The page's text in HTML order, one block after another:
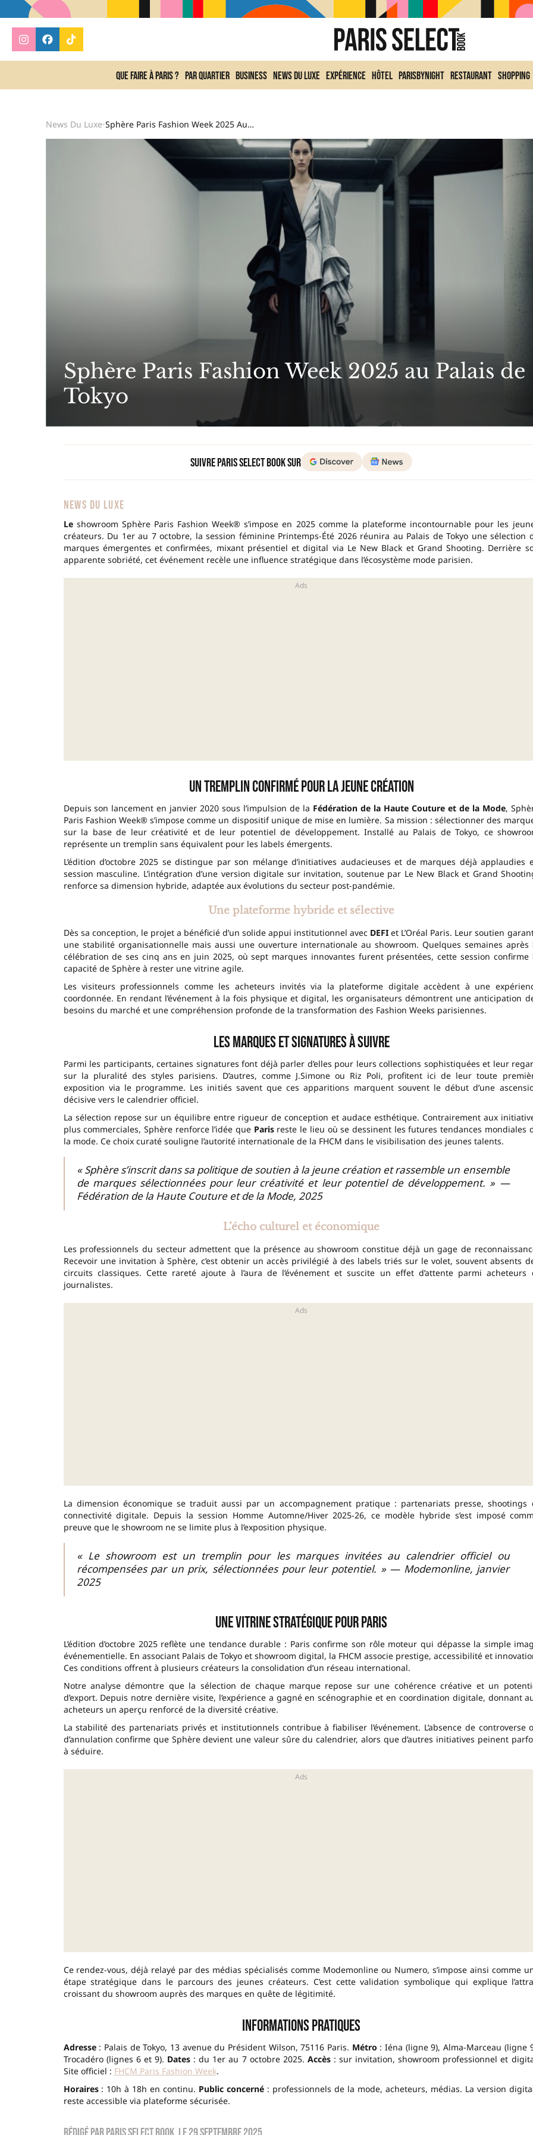
Que faire à Paris ? Par quartier Business News du Luxe Expérience Hôtel ParisByNight Restaurant Shopping
News Du Luxe• Sphère Paris Fashion Week 2025 Au Palais De Tokyo
Sphère Paris Fashion Week 2025 au Palais de
Tokyo
Suivre Paris Select Book sur
NEWS DU LUXE
Le showroom Sphère Paris Fashion Week® s’impose en 2025 comme la plateforme incontournable pour les
créateurs. Du 1er au 7 octobre, la session féminine Printemps-Été 2026 réunira au Palais de Tokyo une sélection
marques émergentes et confirmées, mixant présentiel et digital via Le New Black et Grand Shooting. Derrière
apparente sobriété, cet événement recèle une influence stratégique dans l’écosystème mode parisien.
Un tremplin confirmé pour la jeune création
Depuis son lancement en janvier 2020 sous l’impulsion de la Fédération de la Haute Couture et de la Mode,
Paris Fashion Week® s’impose comme un dispositif unique de mise en lumière. Sa mission : sélectionner des
sur la base de leur créativité et de leur potentiel de développement. Installé au Palais de Tokyo, ce
représente un tremplin sans équivalent pour les labels émergents.
L’édition d’octobre 2025 se distingue par son mélange d’initiatives audacieuses et de marques déjà applaudies
session masculine. L’intégration d’une version digitale sur invitation, soutenue par Le New Black et Grand
renforce sa dimension hybride, adaptée aux évolutions du secteur post-pandémie.
Une plateforme hybride et sélective
Dès sa conception, le projet a bénéficié d’un solide appui institutionnel avec DEFI et L’Oréal Paris. Leur soutien
une stabilité organisationnelle mais aussi une ouverture internationale au showroom. Quelques semaines après
célébration de ses cinq ans en juin 2025, où sept marques innovantes furent présentées, cette session confirme
capacité de Sphère à rester une vitrine agile.
Les visiteurs professionnels comme les acheteurs invités via la plateforme digitale accèdent à une
coordonnée. En rendant l’événement à la fois physique et digital, les organisateurs démontrent une anticipation
besoins du marché et une compréhension profonde de la transformation des Fashion Weeks parisiennes.
Les marques et signatures à suivre
Parmi les participants, certaines signatures font déjà parler d’elles pour leurs collections sophistiquées et leur
sur la pluralité des styles parisiens. D’autres, comme J.Simone ou Riz Poli, profitent ici de leur toute
exposition via le programme. Les initiés savent que ces apparitions marquent souvent le début d’une
décisive vers le calendrier officiel.
La sélection repose sur un équilibre entre rigueur de conception et audace esthétique. Contrairement aux
plus commerciales, Sphère renforce l’idée que Parisreste le lieu où se dessinent les futures tendances mondiales
la mode. Ce choix curaté souligne l’autorité internationale de la FHCM dans le visibilisation des jeunes talents.
« Sphère s’inscrit dans sa politique de soutien à la jeune création et rassemble un ensemble
de marques sélectionnées pour leur créativité et leur potentiel de développement. » —
Fédération de la Haute Couture et de la Mode, 2025
L’écho culturel et économique
Les professionnels du secteur admettent que la présence au showroom constitue déjà un gage de
Recevoir une invitation à Sphère, c’est obtenir un accès privilégié à des labels triés sur le volet, souvent absents
circuits classiques. Cette rareté ajoute à l’aura de l’événement et suscite un effet d’attente parmi acheteurs
journalistes.
La dimension économique se traduit aussi par un accompagnement pratique : partenariats presse, shootings
connectivité digitale. Depuis la session Homme Automne/Hiver 2025-26, ce modèle hybride s’est imposé
preuve que le showroom ne se limite plus à l’exposition physique.
« Le showroom est un tremplin pour les marques invitées au calendrier officiel ou
récompensées par un prix, sélectionnées pour leur potentiel. » — Modemonline, janvier
2025
Une vitrine stratégique pour Paris
L’édition d’octobre 2025 reflète une tendance durable : Paris confirme son rôle moteur qui dépasse la simple
événementielle. En associant Palais de Tokyo et showroom digital, la FHCM associe prestige, accessibilité et
Ces conditions offrent à plusieurs créateurs la consolidation d’un réseau international.
Notre analyse démontre que la sélection de chaque marque repose sur une cohérence créative et un
d’export. Depuis notre dernière visite, l’expérience a gagné en scénographie et en coordination digitale, donnant
acheteurs un aperçu renforcé de la diversité créative.
La stabilité des partenariats privés et institutionnels contribue à fiabiliser l’événement. L’absence de controverse
d’annulation confirme que Sphère devient une valeur sûre du calendrier, alors que d’autres initiatives peinent
à séduire.
Ce rendez-vous, déjà relayé par des médias spécialisés comme Modemonline ou Numero, s’impose ainsi comme
étape stratégique dans le parcours des jeunes créateurs. C’est cette validation symbolique qui explique
croissant du showroom auprès des marques en quête de légitimité.
Informations pratiques
Adresse: Palais de Tokyo, 13 avenue du Président Wilson, 75116 Paris. Métro : Iéna (ligne 9), Alma-Marceau (ligne
Trocadéro (lignes 6 et 9). Dates : du 1er au 7 octobre 2025. Accès: sur invitation, showroom professionnel et
Site officiel : FHCM Paris Fashion Week.
Horaires: 10h à 18h en continu. Public concerné : professionnels de la mode, acheteurs, médias. La version
reste accessible via plateforme sécurisée.